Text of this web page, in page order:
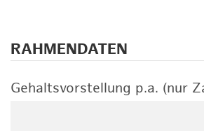
RAHMENDATEN
Gehaltsvorstellung p.a. (nur